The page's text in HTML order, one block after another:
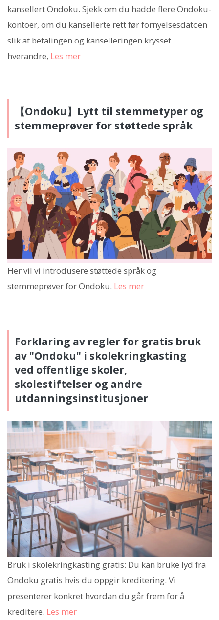
kansellert Ondoku. Sjekk om du hadde flere Ondoku-
kontoer, om du kansellerte rett før fornyelsesdatoen
slik at betalingen og kanselleringen krysset
hverandre, Les mer
【Ondoku】Lytt til stemmetyper og
stemmeprøver for støttede språk
Her vil vi introdusere støttede språk og
stemmeprøver for Ondoku. Les mer
Forklaring av regler for gratis bruk
av "Ondoku" i skolekringkasting
ved offentlige skoler,
skolestiftelser og andre
utdanningsinstitusjoner
Bruk i skolekringkasting gratis: Du kan bruke lyd fra
Ondoku gratis hvis du oppgir kreditering. Vi
presenterer konkret hvordan du går frem for å
kreditere. Les mer